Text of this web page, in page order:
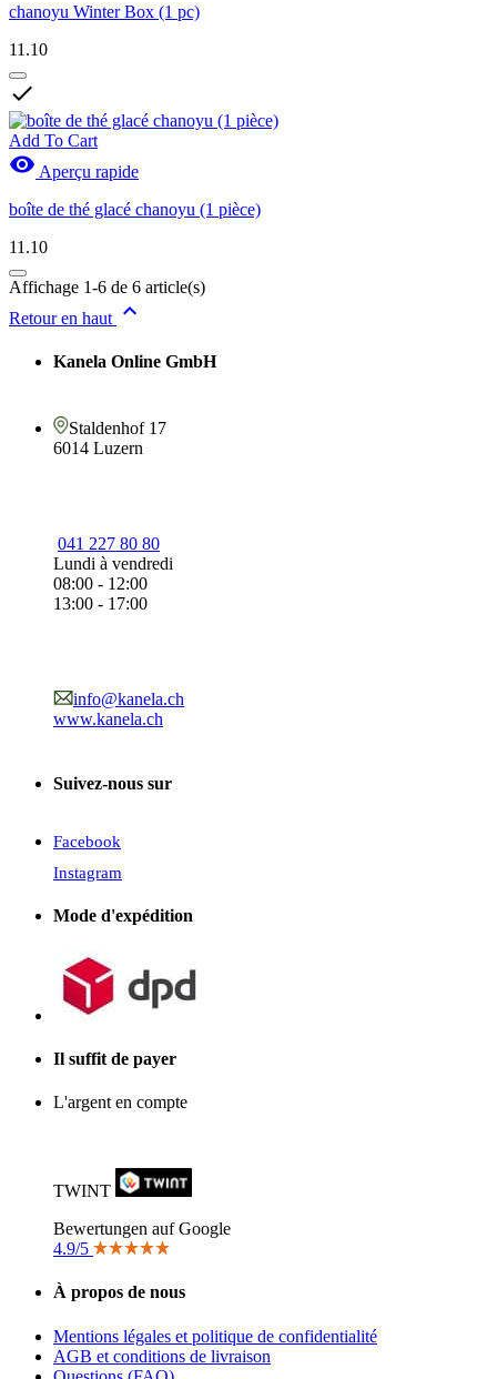
chanoyu Winter Box (1 pc)
11.10

Add To Cart
 Aperçu rapide
boîte de thé glacé chanoyu (1 pièce)
11.10
Affichage 1-6 de 6 article(s)
Retour en haut 
Kanela Online GmbH
Staldenhof 17
6014 Luzern
041 227 80 80
Lundi à vendredi
08:00 - 12:00
13:00 - 17:00
info@kanela.ch
www.kanela.ch
Suivez-nous sur
Facebook
Instagram
Mode d'expédition
Il suffit de payer
L'argent en compte
TWINT
Bewertungen auf Google
4.9/5
À propos de nous
Mentions légales et politique de confidentialité
AGB et conditions de livraison